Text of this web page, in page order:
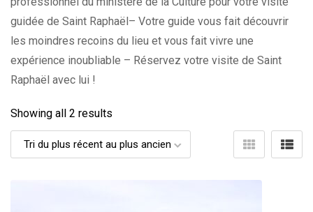
guidée de Saint Raphaël– Votre guide vous fait découvrir
les moindres recoins du lieu et vous fait vivre une
expérience inoubliable – Réservez votre visite de Saint
Raphaël avec lui !
Showing all 2 results